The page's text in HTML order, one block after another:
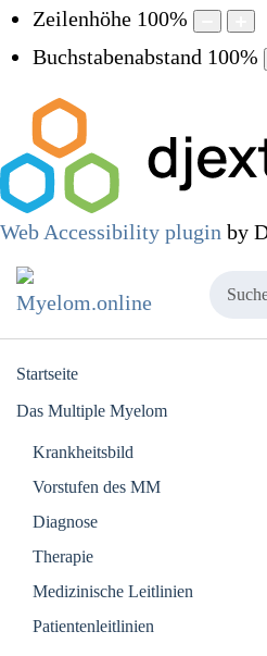
Zeilenhöhe 100%
Buchstabenabstand 100%
Web Accessibility plugin by
Startseite
Das Multiple Myelom
Krankheitsbild
Vorstufen des MM
Diagnose
Therapie
Medizinische Leitlinien
Patientenleitlinien